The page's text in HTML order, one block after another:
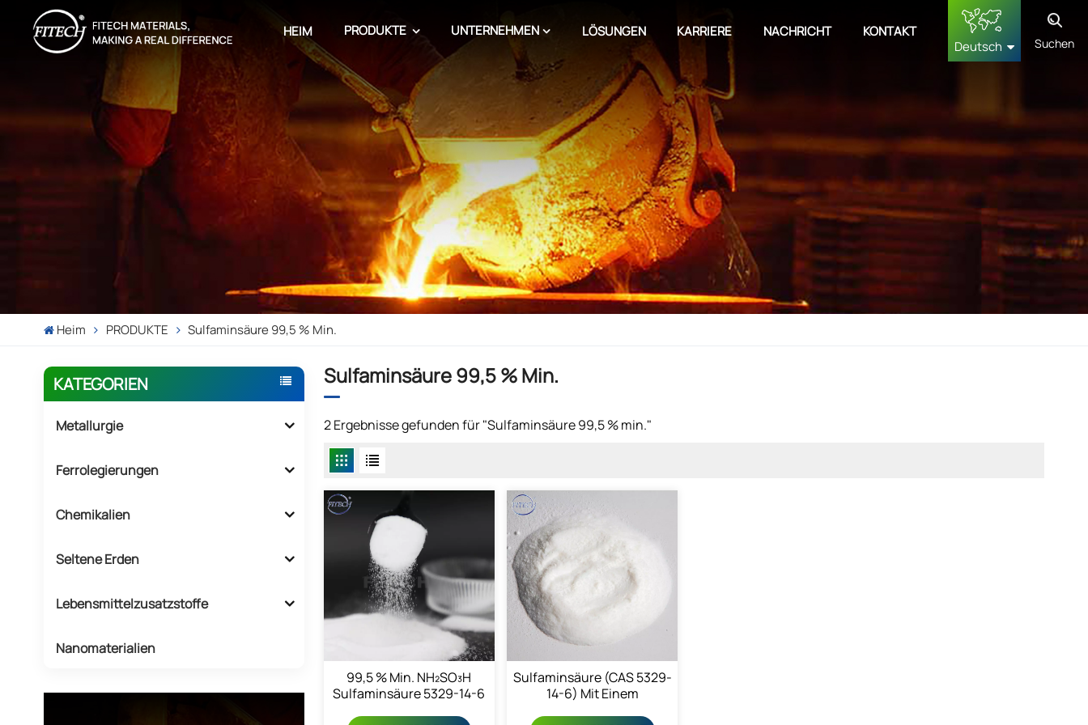
HEIM PRODUKTE UNTERNEHMEN LÖSUNGEN KARRIERE NACHRICHT
KONTAKT
Deutsch
français
Deutsch
русский
Suchen
Heim PRODUKTE Sulfaminsäure 99,5 % Min.
KATEGORIEN
Metallurgie
Ferrolegierungen
Chemikalien
Seltene Erden
Lebensmittelzusatzstoffe
Nanomaterialien
Sulfaminsäure 99,5 % Min.
2 Ergebnisse gefunden für "Sulfaminsäure 99,5 % min."
99,5 % Min. NH₂SO₃H
Sulfaminsäure 5329-14-6
Sulfaminsäure (CAS 5329-
14-6) Mit Einem